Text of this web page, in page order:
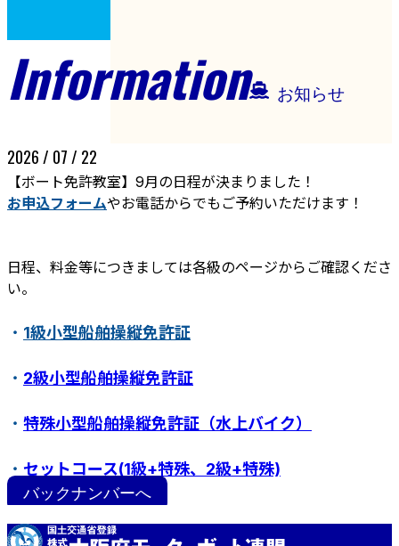
ボート免許教室
紛失･訂正手続き
小型船舶操縦免許証について
Information お知らせ
2026 / 07 / 22
【ボート免許教室】9月の日程が決まりました！
お申込フォームやお電話からでもご予約いただけます！
日程、料金等につきましては各級のページからご確認くださ
い。
・ 1級小型船舶操縦免許証
・ 2級小型船舶操縦免許証
・ 特殊小型船舶操縦免許証（水上バイク）
・ セットコース(1級+特殊、2級+特殊)
バックナンバーへ